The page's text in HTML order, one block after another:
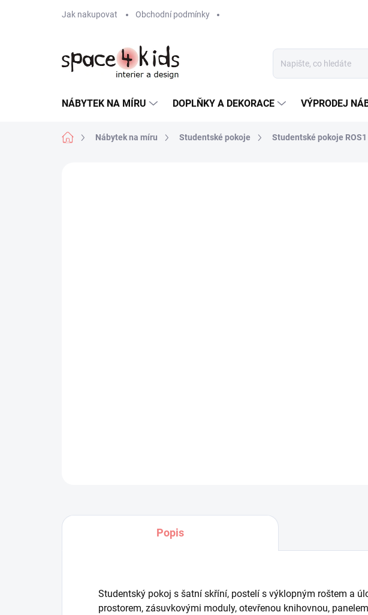
Jak nakupovat Obchodní podmínky
NÁBYTEK NA MÍRU DOPLŇKY A DEKORACE VÝPRODEJ
Domů Nábytek na míru Studentské pokoje Studentské pokoje ROS1
Popis
Studentský pokoj s šatní skříní, postelí s výklopným roštem a
prostorem, zásuvkovými moduly, otevřenou knihovnou,